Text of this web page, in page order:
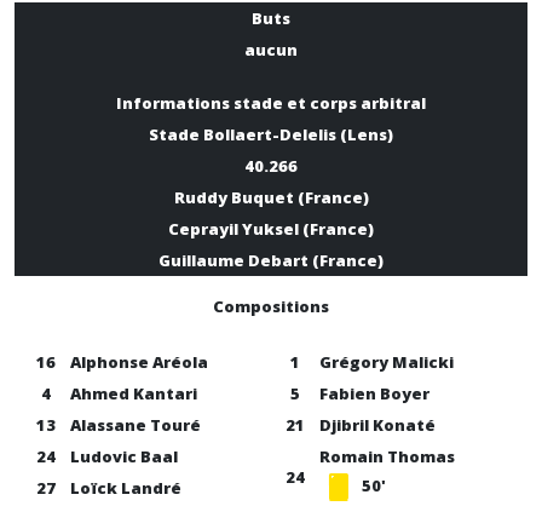
Buts
aucun
Informations stade et corps arbitral
Stade Bollaert-Delelis (Lens)
40.266
Ruddy Buquet (France)
Ceprayil Yuksel (France)
Guillaume Debart (France)
Compositions
16
Alphonse Aréola
4
Ahmed Kantari
13
Alassane Touré
24
Ludovic Baal
27
Loïck Landré
1
Grégory Malicki
5
Fabien Boyer
21
Djibril Konaté
24
Romain Thomas
50'